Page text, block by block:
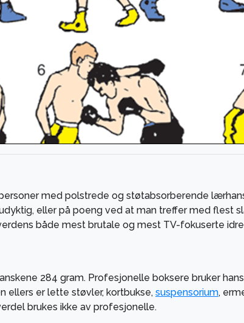
med polstrede og støtabsorberende
eller på poeng ved at man treffer med flest
både mest brutale og mest TV-fokuserte
284 gram. Profesjonelle boksere bruker
ellers er lette støvler, kortbukse, suspensorium,
brukes ikke av profesjonelle.